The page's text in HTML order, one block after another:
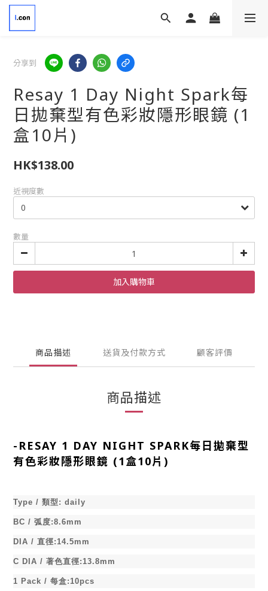
分享到
Resay 1 Day Night Spark每
日拋棄型有色彩妝隱形眼鏡 (1
盒10片)
HK$138.00
近視度數
數量
加入購物車
商品描述 送貨及付款方式 顧客評價
商品描述
- RESAY 1 DAY NIGHT SPARK每日拋棄型
有色彩妝隱形眼鏡 (1盒10片)
Type / 類型 : daily
BC / 弧度:8.6mm
DIA / 直徑:14.5mm
C DIA / 著色直徑:13.8mm
1 Pack / 每盒:10pcs